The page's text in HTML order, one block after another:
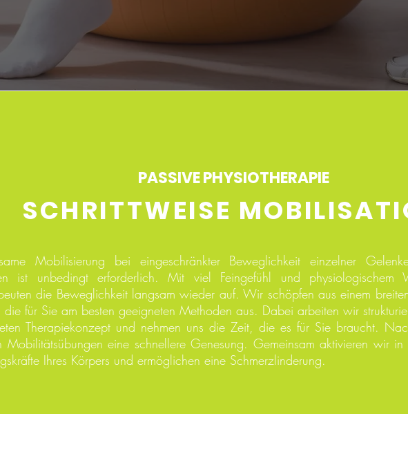
PASSIVE PHYSIOTHERAPIE
SCHRITTWEISE
Mobilisierung bei eingeschränkter Beweglichkeit einzelner
ist unbedingt erforderlich. Mit viel Feingefühl und physiologischem
die Beweglichkeit langsam wieder auf. Wir schöpfen aus einem
für Sie am besten geeigneten Methoden aus. Dabei arbeiten wir
Therapiekonzept und nehmen uns die Zeit, die es für Sie braucht.
Mobilitätsübungen eine schnellere Genesung. Gemeinsam aktivieren wir
Ihres Körpers und ermöglichen eine Schmerzlinderung.